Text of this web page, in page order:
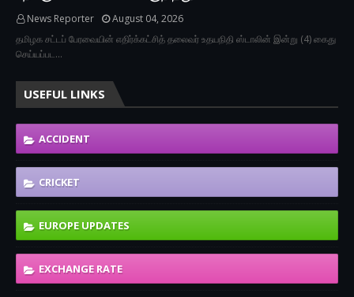
News Reporter
August 04, 2026
தமிழக சட்டப் பேரவையின் எதிர்க்கட்சித் தலைவர் உதயநிதி ஸ்டாலின் இன்று (4) கைது
செய்யப்பட…
USEFUL LINKS
ACCIDENT
CRICKET
EUROPE UPDATES
EXCHANGE RATE